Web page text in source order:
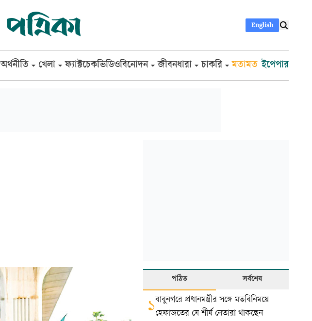
English
অর্থনীতি খেলা ফ্যাক্টচেকভিডিওবিনোদন জীবনধারা চাকরি মতামত ইপেপার
পঠিত সর্বশেষ
১বাবুনগরে প্রধানমন্ত্রীর সঙ্গে মতবিনিময়ে
হেফাজতের যে শীর্ষ নেতারা থাকছেন